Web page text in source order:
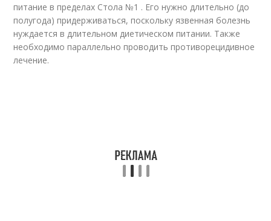
питание в пределах Стола №1 . Его нужно длительно (до
полугода) придерживаться, поскольку язвенная болезнь
нуждается в длительном диетическом питании. Также
необходимо параллельно проводить противорецидивное
лечение.